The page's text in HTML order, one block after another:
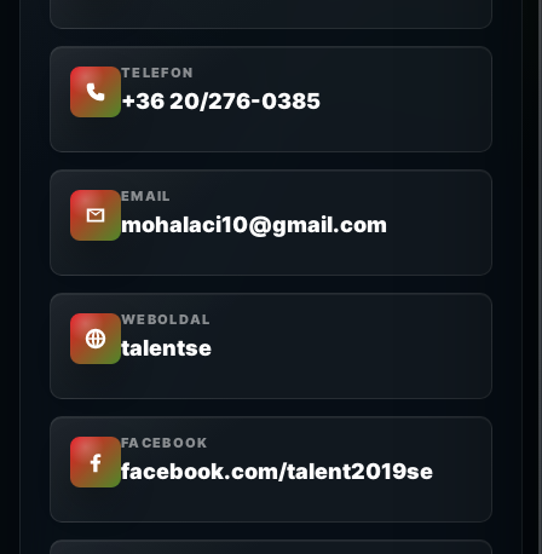
TELEFON
+36 20/276-0385
EMAIL
mohalaci10@gmail.com
WEBOLDAL
talentse
FACEBOOK
facebook.com/talent2019se